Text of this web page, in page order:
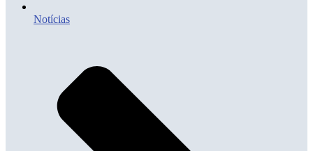
Notícias